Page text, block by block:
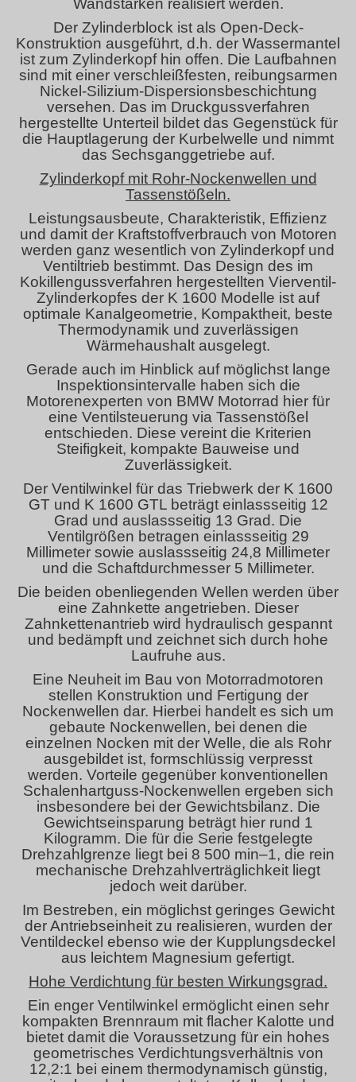
Wandstärken realisiert werden.
Der Zylinderblock ist als Open-Deck-
Konstruktion ausgeführt, d.h. der Wassermantel
ist zum Zylinderkopf hin offen. Die Laufbahnen
sind mit einer verschleißfesten, reibungsarmen
Nickel-Silizium-Dispersionsbeschichtung
versehen. Das im Druckgussverfahren
hergestellte Unterteil bildet das Gegenstück für
die Hauptlagerung der Kurbelwelle und nimmt
das Sechsganggetriebe auf.
Zylinderkopf mit Rohr-Nockenwellen und
Tassenstößeln.
Leistungsausbeute, Charakteristik, Effizienz
und damit der Kraftstoffverbrauch von Motoren
werden ganz wesentlich von Zylinderkopf und
Ventiltrieb bestimmt. Das Design des im
Kokillengussverfahren hergestellten Vierventil-
Zylinderkopfes der K 1600 Modelle ist auf
optimale Kanalgeometrie, Kompaktheit, beste
Thermodynamik und zuverlässigen
Wärmehaushalt ausgelegt.
Gerade auch im Hinblick auf möglichst lange
Inspektionsintervalle haben sich die
Motorenexperten von BMW Motorrad hier für
eine Ventilsteuerung via Tassenstößel
entschieden. Diese vereint die Kriterien
Steifigkeit, kompakte Bauweise und
Zuverlässigkeit.
Der Ventilwinkel für das Triebwerk der K 1600
GT und K 1600 GTL beträgt einlassseitig 12
Grad und auslassseitig 13 Grad. Die
Ventilgrößen betragen einlassseitig 29
Millimeter sowie auslassseitig 24,8 Millimeter
und die Schaftdurchmesser 5 Millimeter.
Die beiden obenliegenden Wellen werden über
eine Zahnkette angetrieben. Dieser
Zahnkettenantrieb wird hydraulisch gespannt
und bedämpft und zeichnet sich durch hohe
Laufruhe aus.
Eine Neuheit im Bau von Motorradmotoren
stellen Konstruktion und Fertigung der
Nockenwellen dar. Hierbei handelt es sich um
gebaute Nockenwellen, bei denen die
einzelnen Nocken mit der Welle, die als Rohr
ausgebildet ist, formschlüssig verpresst
werden. Vorteile gegenüber konventionellen
Schalenhartguss-Nockenwellen ergeben sich
insbesondere bei der Gewichtsbilanz. Die
Gewichtseinsparung beträgt hier rund 1
Kilogramm. Die für die Serie festgelegte
Drehzahlgrenze liegt bei 8 500 min–1, die rein
mechanische Drehzahlverträglichkeit liegt
jedoch weit darüber.
Im Bestreben, ein möglichst geringes Gewicht
der Antriebseinheit zu realisieren, wurden der
Ventildeckel ebenso wie der Kupplungsdeckel
aus leichtem Magnesium gefertigt.
Hohe Verdichtung für besten Wirkungsgrad.
Ein enger Ventilwinkel ermöglicht einen sehr
kompakten Brennraum mit flacher Kalotte und
bietet damit die Voraussetzung für ein hohes
geometrisches Verdichtungsverhältnis von
12,2:1 bei einem thermodynamisch günstig,